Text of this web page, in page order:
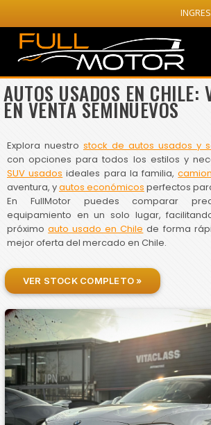
AUTOS USADOS EN CHILE:
EN VENTA SEMINUEVOS
Explora nuestro stock de autos usados y
con opciones para todos los estilos y
SUV usados ideales para la familia,
aventura, yautos económicos perfectos
En FullMotor puedes comparar
equipamiento en un solo lugar,
próximoauto usado en Chile de forma
mejor oferta del mercado en Chile.
VER STOCK COMPLETO »